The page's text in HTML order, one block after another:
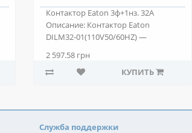
Контактор Eaton 3ф+1нз. 32А
Описание: Контактор Eaton
DILM32-01(110V50/60HZ) —
2 597.58 грн
КУПИТЬ
Служба поддержки